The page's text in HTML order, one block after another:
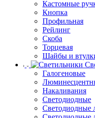
Кастомные
Кнопка
Профильная
Рейлинг
Скоба
Торцевая
Шайбы и
Галогеновые
Накаливания
Светодиодные
Светодиодные